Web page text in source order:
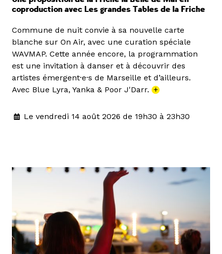
coproduction avec Les grandes Tables de la Friche
Commune de nuit convie à sa nouvelle carte
blanche sur On Air, avec une curation spéciale
WAVMAP. Cette année encore, la programmation
est une invitation à danser et à découvrir des
artistes émergent·e·s de Marseille et d’ailleurs.
Avec Blue Lyra, Yanka & Poor J'Darr. +
Le vendredi 14 août 2026 de 19h30 à 23h30